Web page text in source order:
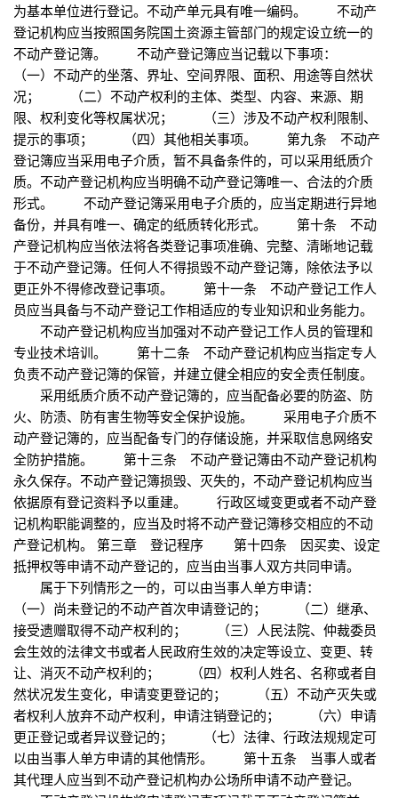
为基本单位进行登记。不动产单元具有唯一编码。 不动产
登记机构应当按照国务院国土资源主管部门的规定设立统一的
不动产登记簿。 不动产登记簿应当记载以下事项：
（一）不动产的坐落、界址、空间界限、面积、用途等自然状
况； （二）不动产权利的主体、类型、内容、来源、期
限、权利变化等权属状况； （三）涉及不动产权利限制、
提示的事项； （四）其他相关事项。 第九条 不动产
登记簿应当采用电子介质，暂不具备条件的，可以采用纸质介
质。不动产登记机构应当明确不动产登记簿唯一、合法的介质
形式。 不动产登记簿采用电子介质的，应当定期进行异地
备份，并具有唯一、确定的纸质转化形式。 第十条 不动
产登记机构应当依法将各类登记事项准确、完整、清晰地记载
于不动产登记簿。任何人不得损毁不动产登记簿，除依法予以
更正外不得修改登记事项。 第十一条 不动产登记工作人
员应当具备与不动产登记工作相适应的专业知识和业务能力。
不动产登记机构应当加强对不动产登记工作人员的管理和
专业技术培训。 第十二条 不动产登记机构应当指定专人
负责不动产登记簿的保管，并建立健全相应的安全责任制度。
采用纸质介质不动产登记簿的，应当配备必要的防盗、防
火、防渍、防有害生物等安全保护设施。 采用电子介质不
动产登记簿的，应当配备专门的存储设施，并采取信息网络安
全防护措施。 第十三条 不动产登记簿由不动产登记机构
永久保存。不动产登记簿损毁、灭失的，不动产登记机构应当
依据原有登记资料予以重建。 行政区域变更或者不动产登
记机构职能调整的，应当及时将不动产登记簿移交相应的不动
产登记机构。 第三章 登记程序 第十四条 因买卖、设定
抵押权等申请不动产登记的，应当由当事人双方共同申请。
属于下列情形之一的，可以由当事人单方申请：
（一）尚未登记的不动产首次申请登记的； （二）继承、
接受遗赠取得不动产权利的； （三）人民法院、仲裁委员
会生效的法律文书或者人民政府生效的决定等设立、变更、转
让、消灭不动产权利的； （四）权利人姓名、名称或者自
然状况发生变化，申请变更登记的； （五）不动产灭失或
者权利人放弃不动产权利，申请注销登记的； （六）申请
更正登记或者异议登记的； （七）法律、行政法规规定可
以由当事人单方申请的其他情形。 第十五条 当事人或者
其代理人应当到不动产登记机构办公场所申请不动产登记。